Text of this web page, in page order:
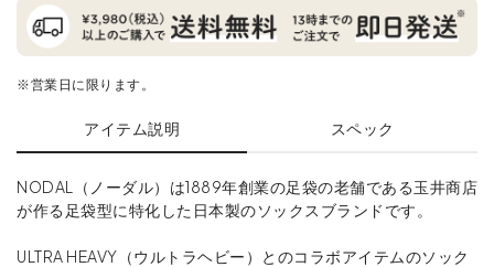
※営業日に限ります。
アイテム説明 スペック
NODAL（ノーダル）は1889年創業の足袋の老舗である玉井商店
が作る足袋型に特化した日本製のソックスブランドです。
ULTRA HEAVY（ウルトラヘビー）とのコラボアイテムのソック